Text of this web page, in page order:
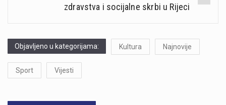
zdravstva i socijalne skrbi u Rijeci
Objavljeno u kategorijama: Kultura Najnovije
Sport Vijesti